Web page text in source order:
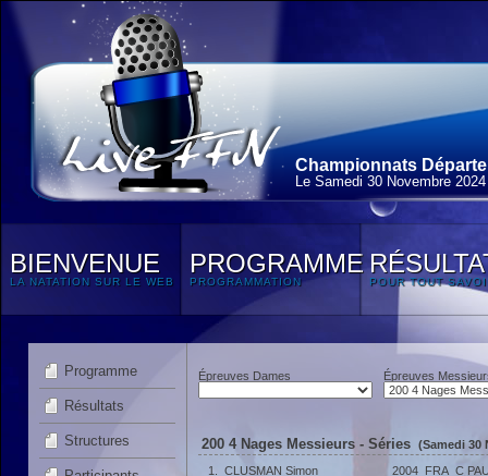
Championnats
Le Samedi 30 Novembre 2024
BIENVENUE
LA NATATION SUR LE WEB
PROGRAMME
PROGRAMMATION POUR TOUT
Programme
Résultats
Structures
Épreuves Dames Épreuves
200 4 Nages Messieurs - Séries (Samedi 30
1.
CLUSMAN Simon 2004 FRA C